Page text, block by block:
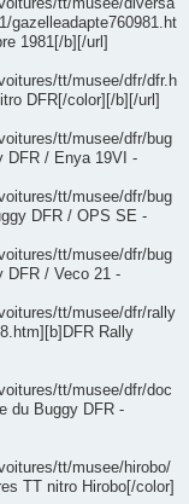
tt/musee/diversa
gazelleadapte760981.ht
1981[/b][/url]
tt/musee/dfr/dfr.h
DFR[/color][/b][/url]
tt/musee/dfr/bug
DFR / Enya 19VI -
tt/musee/dfr/bug
DFR / OPS SE -
tt/musee/dfr/bug
DFR / Veco 21 -
tt/musee/dfr/rally
Rally
tt/musee/dfr/doc
du Buggy DFR -
tt/musee/hirobo/
TT nitro Hirobo[/color]